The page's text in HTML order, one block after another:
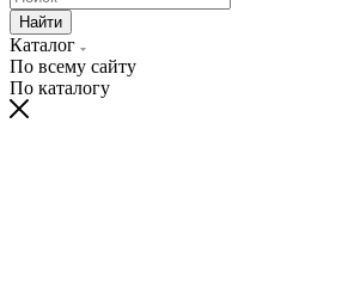
Найти
Каталог
По всему сайту
По каталогу